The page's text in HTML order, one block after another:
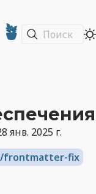
Поиск
янв. 2025 г.
frontmatter-fix